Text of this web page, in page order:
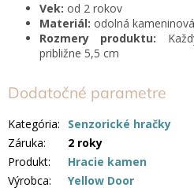
Vek: od 2 rokov
Materiál: odolná
Rozmery produktu:
približne 5,5 cm
Dodatočné parametre
Kategória:
Senzorické hračky
Záruka:
2 roky
Produkt:
Hracie kamen
Výrobca: Yellow Door